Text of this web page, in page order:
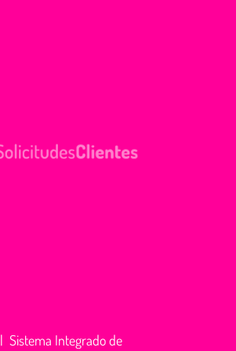
| Sistema Integrado de